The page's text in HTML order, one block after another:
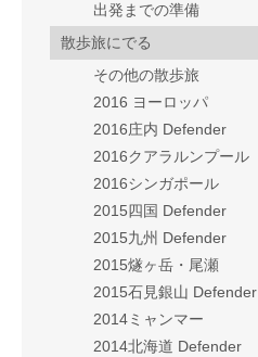
出発までの準備
散歩旅にでる
その他の散歩旅
2016 ヨーロッパ
2016庄内 Defender
2016クアラルンプール
2016シンガポール
2015四国 Defender
2015九州 Defender
2015燧ヶ岳・尾瀬
2015石見銀山 Defender
2014ミャンマー
2014北海道 Defender